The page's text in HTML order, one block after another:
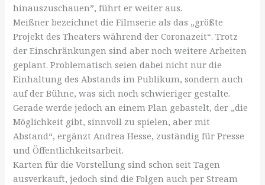
hinauszuschauen”, führt er weiter aus.
Meißner bezeichnet die Filmserie als das „größte
Projekt des Theaters während der Coronazeit“. Trotz
der Einschränkungen sind aber noch weitere Arbeiten
geplant. Problematisch seien dabei nicht nur die
Einhaltung des Abstands im Publikum, sondern auch
auf der Bühne, was sich noch schwieriger gestalte.
Gerade werde jedoch an einem Plan gebastelt, der „die
Möglichkeit gibt, sinnvoll zu spielen, aber mit
Abstand“, ergänzt Andrea Hesse, zuständig für Presse
und Öffentlichkeitsarbeit.
Karten für die Vorstellung sind schon seit Tagen
ausverkauft, jedoch sind die Folgen auch per Stream